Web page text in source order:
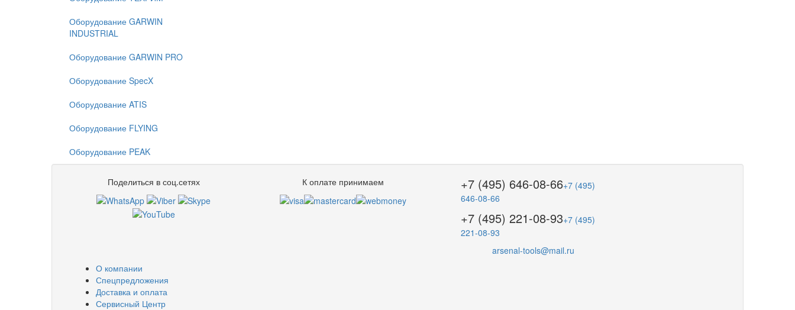
Оборудование GARWIN
INDUSTRIAL
Оборудование GARWIN PRO
Оборудование SpecX
Оборудование ATIS
Оборудование FLYING
Оборудование PEAK
Поделиться в соц.сетях К оплате принимаем +7 (495) 646-08-66+7 (495)
646-08-66
+7 (495) 221-08-93+7 (495)
221-08-93
arsenal-tools@mail.ru
О компании
Спецпредложения
Доставка и оплата
Сервисный Центр